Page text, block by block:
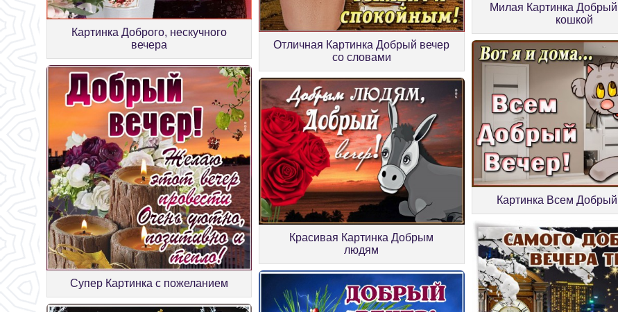
Картинка Доброго, нескучного
вечера
Отличная Картинка Добрый вечер
со словами
Милая Картинка Добрый
кошкой
Супер Картинка с пожеланием
Красивая Картинка Добрым
людям
Картинка Всем